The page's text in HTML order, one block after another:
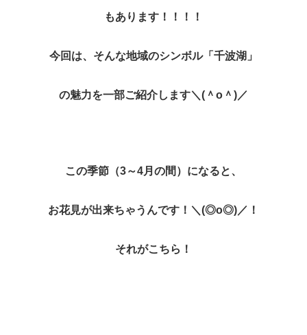
もあります！！！！
今回は、そんな地域のシンボル「千波湖」
の魅力を一部ご紹介します＼(＾o＾)／
この季節（3～4月の間）になると、
お花見が出来ちゃうんです！＼(◎o◎)／！
それがこちら！